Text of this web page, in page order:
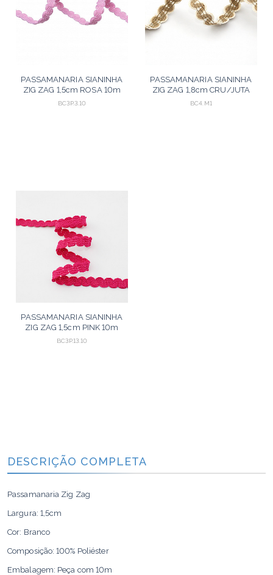
PASSAMANARIA SIANINHA
ZIG ZAG 1,5cm ROSA 10m
BC3P.3.10
PASSAMANARIA SIANINHA
ZIG ZAG 1,8cm CRU/JUTA
20m
BC4.M1
PASSAMANARIA SIANINHA
ZIG ZAG 1,5cm PINK 10m
BC3P.13.10
DESCRIÇÃO COMPLETA
Passamanaria Zig Zag
Largura: 1,5cm
Cor: Branco
Composição: 100% Poliéster
Embalagem: Peça com 10m